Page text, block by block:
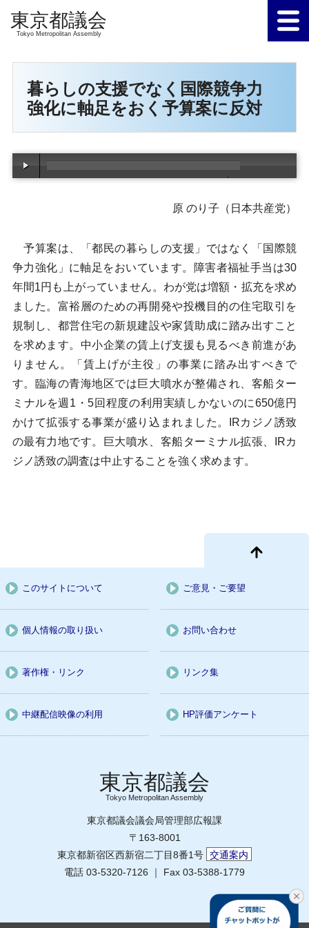
Tokyo Metropolitan Assembly
暮らしの支援でなく国際競争力
強化に軸足をおく予算案に反対
原 のり子（日本共産党）
予算案は、「都民の暮らしの支援」ではなく「国際競
争力強化」に軸足をおいています。障害者福祉手当は30
年間1円も上がっていません。わが党は増額・拡充を求め
ました。富裕層のための再開発や投機目的の住宅取引を
規制し、都営住宅の新規建設や家賃助成に踏み出すこと
を求めます。中小企業の賃上げ支援も見るべき前進があ
りません。「賃上げが主役」の事業に踏み出すべきで
す。臨海の青海地区では巨大噴水が整備され、客船ター
ミナルを週1・5回程度の利用実績しかないのに650億円
かけて拡張する事業が盛り込まれました。IRカジノ誘致
の最有力地です。巨大噴水、客船ターミナル拡張、IRカ
ジノ誘致の調査は中止することを強く求めます。
このサイトについて ご意見・ご要望
個人情報の取り扱い お問い合わせ
著作権・リンク リンク集
中継配信映像の利用 HP評価アンケート
Tokyo Metropolitan Assembly
東京都議会議会局管理部広報課
〒163-8001
東京都新宿区西新宿二丁目8番1号 交通案内
電話 03-5320-7126 ｜ Fax 03-5388-1779